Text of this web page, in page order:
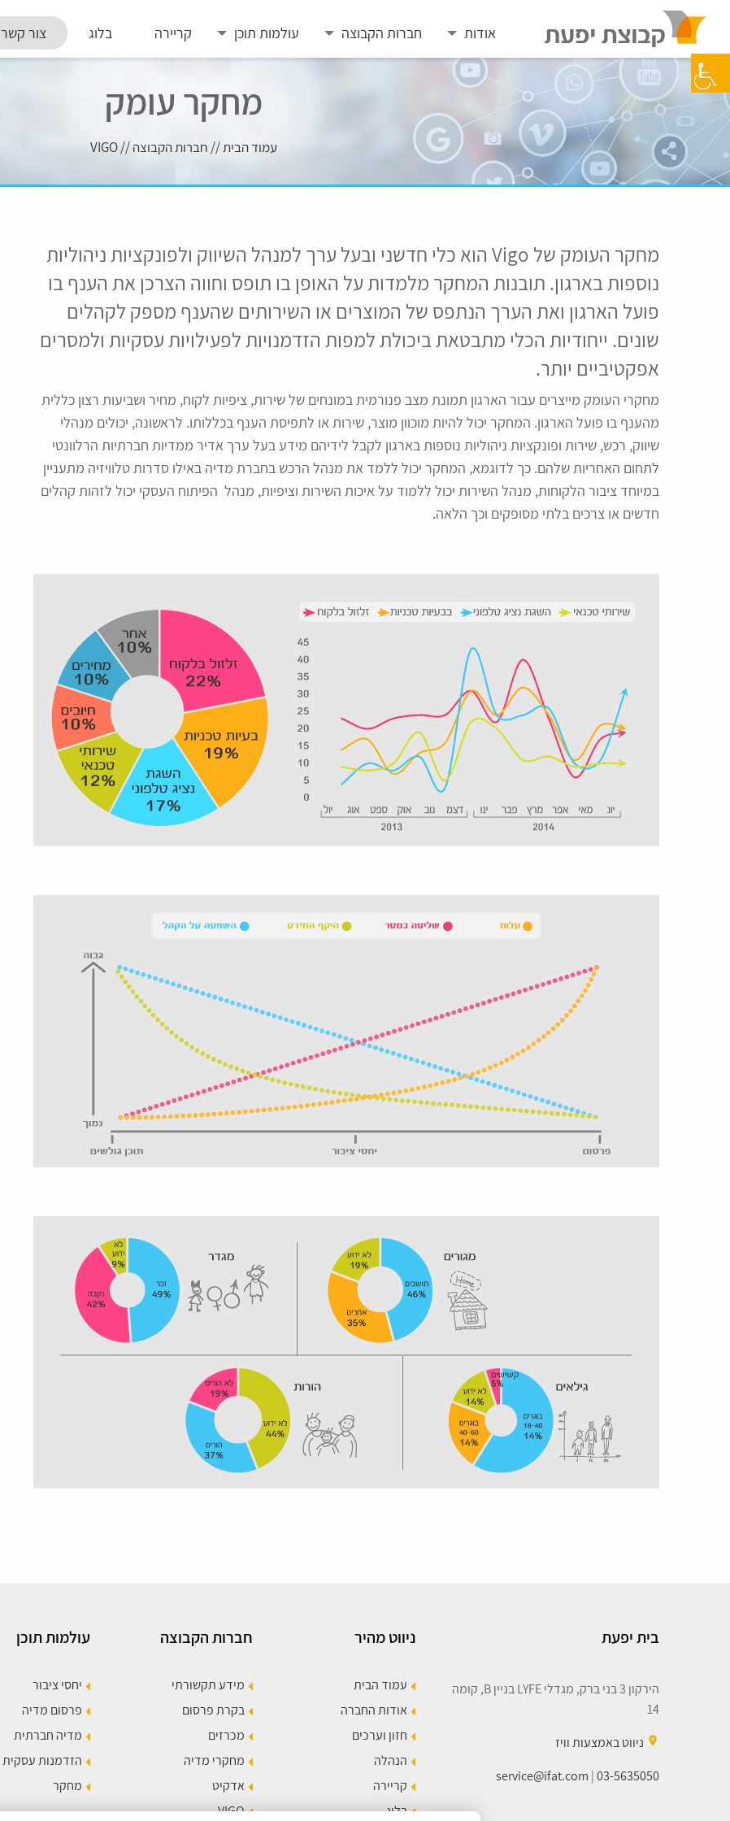
content
אודות חברות הקבוצה עולמות תוכן קריירה בלוג צור קשר
מחקר עומק
עמוד הבית// חברות הקבוצה//
VIGO
מחקר העומק של Vigo הוא כלי חדשני ובעל ערך למנהל השיווק ולפונקציות ניהוליות
נוספות בארגון. תובנות המחקר מלמדות על האופן בו תופס וחווה הצרכן את הענף בו
פועל הארגון ואת הערך הנתפס של המוצרים או השירותים שהענף מספק לקהלים
שונים. ייחודיות הכלי מתבטאת ביכולת למפות הזדמנויות לפעילויות עסקיות ולמסרים
אפקטיביים יותר.
מחקרי העומק מייצרים עבור הארגון תמונת מצב פנורמית במונחים של שירות, ציפיות לקוח, מחיר ושביעות רצון כללית
מהענף בו פועל הארגון. המחקר יכול להיות מוכוון מוצר, שירות או לתפיסת הענף בכללותו. לראשונה, יכולים מנהלי
שיווק, רכש, שירות ופונקציות ניהוליות נוספות בארגון לקבל לידיהם מידע בעל ערך אדיר ממדיות חברתיות הרלוונטי
לתחום האחריות שלהם. כך לדוגמא, המחקר יכול ללמד את מנהל הרכש בחברת מדיה באילו סדרות טלוויזיה מתעניין
במיוחד ציבור הלקוחות, מנהל השירות יכול ללמוד על איכות השירות וציפיות, מנהל הפיתוח העסקי יכול לזהות קהלים
חדשים או צרכים בלתי מסופקים וכך הלאה.
בית יפעת
הירקון 3 בני ברק, מגדלי LYFE בניין B, קומה
14
place ניווט באמצעות וויז
service@ifat.com |03-5635050
ניווט מהיר
עמוד הבית
אודות החברה
חזון וערכים
הנהלה
קריירה
בלוג
חברות הקבוצה
מידע תקשורתי
בקרת פרסום
מכרזים
מחקרי מדיה
אדקיט
VIGO
עולמות תוכן
יחסי ציבור
פרסום מדיה
מדיה חברתית
הזדמנות עסקית
מחקר